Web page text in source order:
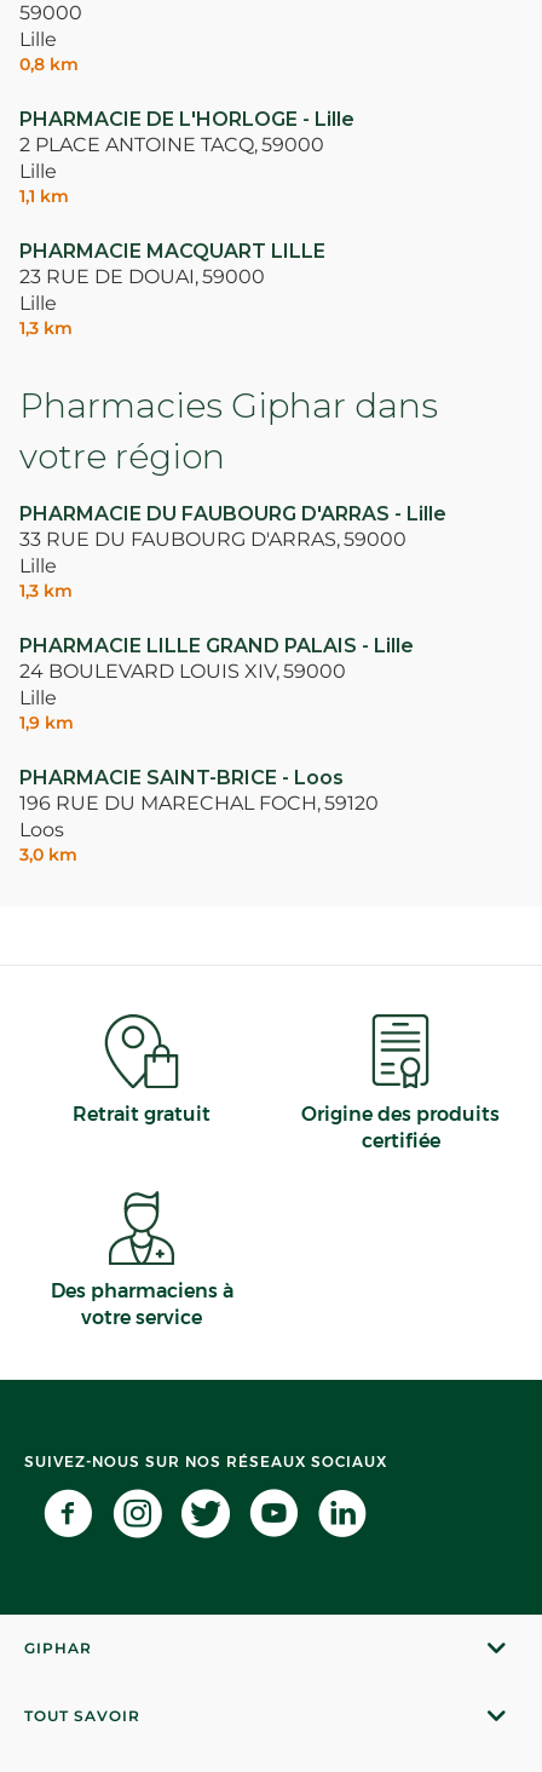
59000
Lille
0,8 km
PHARMACIE DE L'HORLOGE - Lille
2 PLACE ANTOINE TACQ,59000
Lille
1,1 km
PHARMACIE MACQUART LILLE
23 RUE DE DOUAI,59000
Lille
1,3 km
Pharmacies Giphar dans
votre région
PHARMACIE DU FAUBOURG D'ARRAS - Lille
33 RUE DU FAUBOURG D'ARRAS,59000
Lille
1,3 km
PHARMACIE LILLE GRAND PALAIS - Lille
24 BOULEVARD LOUIS XIV,59000
Lille
1,9 km
PHARMACIE SAINT-BRICE - Loos
196 RUE DU MARECHAL FOCH,59120
Loos
3,0 km
Retrait gratuit
Origine des produits
certifiée
Des pharmaciens à
votre service
SUIVEZ-NOUS SUR NOS RÉSEAUX SOCIAUX
GIPHAR
TOUT SAVOIR